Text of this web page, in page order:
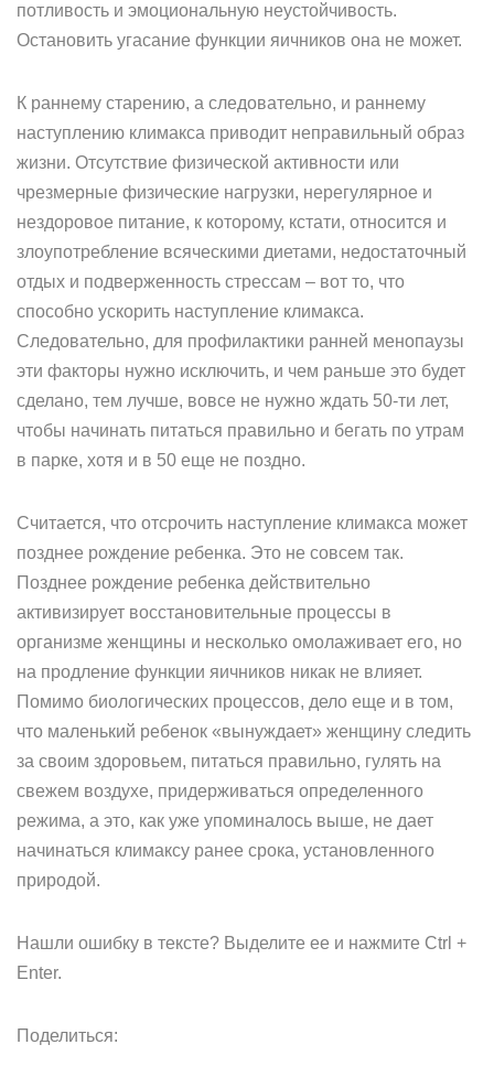
потливость и эмоциональную неустойчивость.
Остановить угасание функции яичников она не может.
К раннему старению, а следовательно, и раннему
наступлению климакса приводит неправильный образ
жизни. Отсутствие физической активности или
чрезмерные физические нагрузки, нерегулярное и
нездоровое питание, к которому, кстати, относится и
злоупотребление всяческими диетами, недостаточный
отдых и подверженность стрессам – вот то, что
способно ускорить наступление климакса.
Следовательно, для профилактики ранней менопаузы
эти факторы нужно исключить, и чем раньше это будет
сделано, тем лучше, вовсе не нужно ждать 50-ти лет,
чтобы начинать питаться правильно и бегать по утрам
в парке, хотя и в 50 еще не поздно.
Считается, что отсрочить наступление климакса может
позднее рождение ребенка. Это не совсем так.
Позднее рождение ребенка действительно
активизирует восстановительные процессы в
организме женщины и несколько омолаживает его, но
на продление функции яичников никак не влияет.
Помимо биологических процессов, дело еще и в том,
что маленький ребенок «вынуждает» женщину следить
за своим здоровьем, питаться правильно, гулять на
свежем воздухе, придерживаться определенного
режима, а это, как уже упоминалось выше, не дает
начинаться климаксу ранее срока, установленного
природой.
Нашли ошибку в тексте? Выделите ее и нажмите Ctrl +
Enter.
Поделиться: